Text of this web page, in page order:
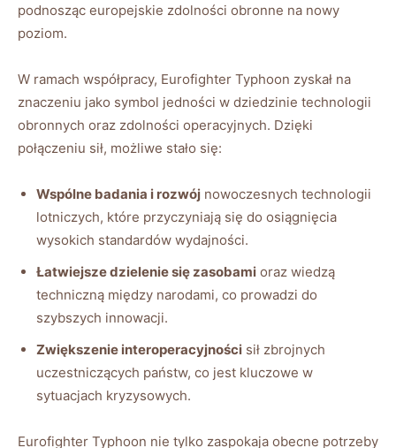
podnosząc europejskie zdolności obronne na nowy
poziom.
W ramach współpracy, Eurofighter Typhoon zyskał na
znaczeniu jako symbol jedności w dziedzinie technologii
obronnych oraz zdolności operacyjnych. Dzięki
połączeniu sił, możliwe stało się:
Wspólne badania i rozwój nowoczesnych technologii
lotniczych, które przyczyniają się do osiągnięcia
wysokich standardów wydajności.
Łatwiejsze dzielenie się zasobami oraz wiedzą
techniczną między narodami, co prowadzi do
szybszych innowacji.
Zwiększenie interoperacyjności sił zbrojnych
uczestniczących państw, co jest kluczowe w
sytuacjach kryzysowych.
Eurofighter Typhoon nie tylko zaspokaja obecne potrzeby